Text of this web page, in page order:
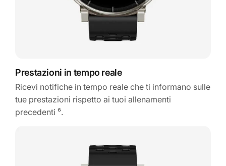
Prestazioni in tempo reale
Ricevi notifiche in tempo reale che ti informano sulle
tue prestazioni rispetto ai tuoi allenamenti
precedenti ⁶.